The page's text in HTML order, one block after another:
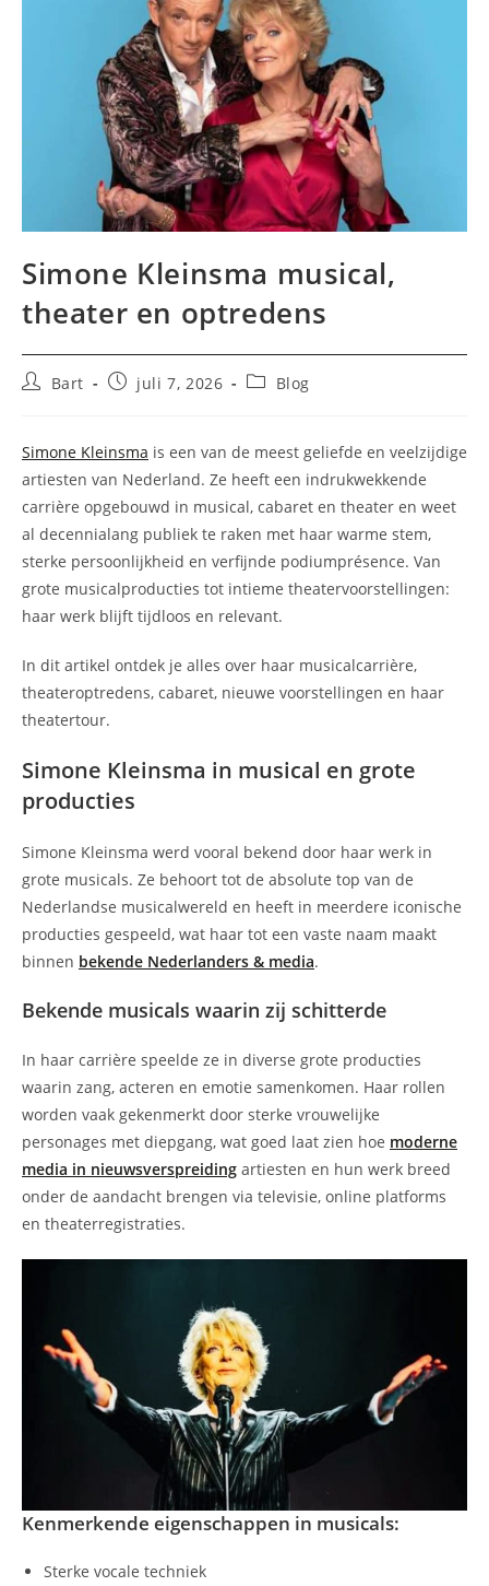
Simone Kleinsma musical,
theater en optredens
Bericht
Bart
Berichtjuli 7, 2026 Berichtcategorie:
Blog
Simone Kleinsma is een van de meest geliefde en veelzijdige
artiesten van Nederland. Ze heeft een indrukwekkende
carrière opgebouwd in musical, cabaret en theater en weet
al decennialang publiek te raken met haar warme stem,
sterke persoonlijkheid en verfijnde podiumprésence. Van
grote musicalproducties tot intieme theatervoorstellingen:
haar werk blijft tijdloos en relevant.
In dit artikel ontdek je alles over haar musicalcarrière,
theateroptredens, cabaret, nieuwe voorstellingen en haar
theatertour.
Simone Kleinsma in musical en grote
producties
Simone Kleinsma werd vooral bekend door haar werk in
grote musicals. Ze behoort tot de absolute top van de
Nederlandse musicalwereld en heeft in meerdere iconische
producties gespeeld, wat haar tot een vaste naam maakt
binnen bekende Nederlanders & media.
Bekende musicals waarin zij schitterde
In haar carrière speelde ze in diverse grote producties
waarin zang, acteren en emotie samenkomen. Haar rollen
worden vaak gekenmerkt door sterke vrouwelijke
personages met diepgang, wat goed laat zien hoe moderne
media in nieuwsverspreiding artiesten en hun werk breed
onder de aandacht brengen via televisie, online platforms
en theaterregistraties.
Kenmerkende eigenschappen in musicals:
Sterke vocale techniek